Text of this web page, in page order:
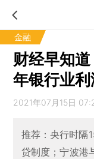
金融
财经早知
年银行业
2021年07月15日
推荐：央行时隔
贷制度；宁波港